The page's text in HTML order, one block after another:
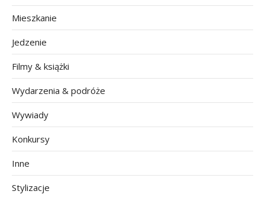
Mieszkanie
Jedzenie
Filmy & książki
Wydarzenia & podróże
Wywiady
Konkursy
Inne
Stylizacje